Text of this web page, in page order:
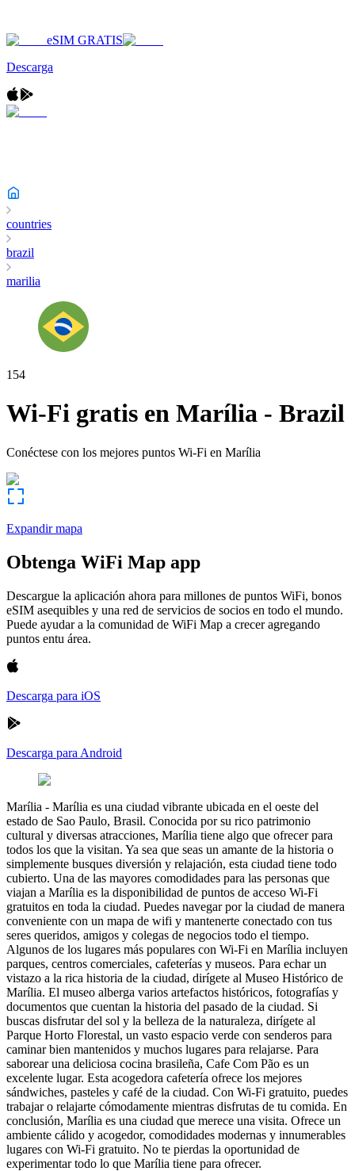
eSIM GRATIS
Descarga
countries
brazil
marilia
154
Wi-Fi gratis en Marília - Brazil
Conéctese con los mejores puntos Wi-Fi en Marília
Expandir mapa
Obtenga WiFi Map app
Descargue la aplicación ahora para millones de puntos WiFi, bonos
eSIM asequibles y una red de servicios de socios en todo el mundo.
Puede ayudar a la comunidad de WiFi Map a crecer agregando
puntos entu área.
Descarga para iOS
Descarga para Android
Marília - Marília es una ciudad vibrante ubicada en el oeste del
estado de Sao Paulo, Brasil. Conocida por su rico patrimonio
cultural y diversas atracciones, Marília tiene algo que ofrecer para
todos los que la visitan. Ya sea que seas un amante de la historia o
simplemente busques diversión y relajación, esta ciudad tiene todo
cubierto. Una de las mayores comodidades para las personas que
viajan a Marília es la disponibilidad de puntos de acceso Wi-Fi
gratuitos en toda la ciudad. Puedes navegar por la ciudad de manera
conveniente con un mapa de wifi y mantenerte conectado con tus
seres queridos, amigos y colegas de negocios todo el tiempo.
Algunos de los lugares más populares con Wi-Fi en Marília incluyen
parques, centros comerciales, cafeterías y museos. Para echar un
vistazo a la rica historia de la ciudad, dirígete al Museo Histórico de
Marília. El museo alberga varios artefactos históricos, fotografías y
documentos que cuentan la historia del pasado de la ciudad. Si
buscas disfrutar del sol y la belleza de la naturaleza, dirígete al
Parque Horto Florestal, un vasto espacio verde con senderos para
caminar bien mantenidos y muchos lugares para relajarse. Para
saborear una deliciosa cocina brasileña, Cafe Com Pão es un
excelente lugar. Esta acogedora cafetería ofrece los mejores
sándwiches, pasteles y café de la ciudad. Con Wi-Fi gratuito, puedes
trabajar o relajarte cómodamente mientras disfrutas de tu comida. En
conclusión, Marília es una ciudad que merece una visita. Ofrece un
ambiente cálido y acogedor, comodidades modernas y innumerables
lugares con Wi-Fi gratuito. No te pierdas la oportunidad de
experimentar todo lo que Marília tiene para ofrecer.